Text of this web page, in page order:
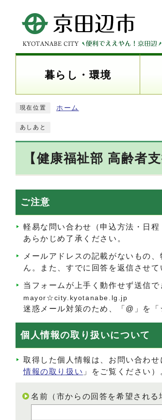
暮らし・環境
現在位置 ホーム
あしあと
【健康福祉部 高齢者
ご注意
軽易な問い合わせ（申込方法・日
あらかじめ了承ください。
メールアドレスの記載がないもの
ん。また、すでに回答を返信させ
当フォームが上手く動作せず送信
mayor☆city.kyotanabe.lg.jp
迷惑メール対策のため、「@」を
個人情報の取り扱いについて
取得した個人情報は、お問い合わ
情報の取り扱い 」をご覧ください）
名前（市からの回答を希望される